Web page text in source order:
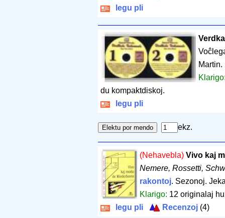
legu pli
Martin.
du kompaktdiskoj.
legu pli
ekz.
(Nehavebla) Vivo kaj
Nemere, Rossetti,
rakontoj. Sezonoj.
Klarigo: 12 originalaj
legu pli
Recenzoj (4)